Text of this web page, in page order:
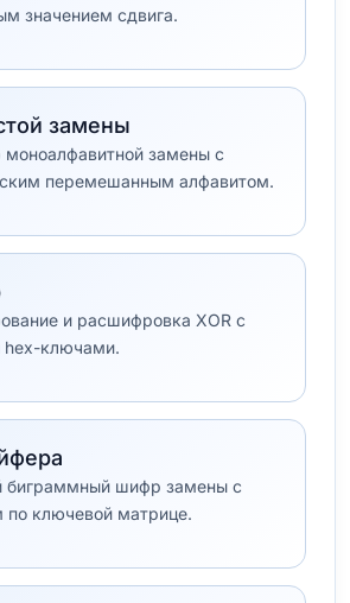
значением сдвига.
замены
замены с
перемешанным алфавитом.
и расшифровка XOR с
hex-ключами.
биграммный шифр замены с
ключевой матрице.